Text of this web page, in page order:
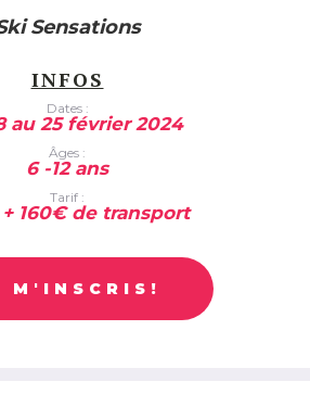
Sensations
INFOS
Dates :
au 25 février 2024
Âges :
6 -12 ans
Tarif :
160€ de transport
M'INSCRIS!